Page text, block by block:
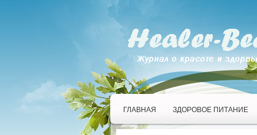
ГЛАВНАЯ ЗДОРОВОЕ ПИТАНИЕ